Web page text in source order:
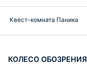
Квест-комната Паника
КОЛЕСО ОБОЗРЕНИЯ